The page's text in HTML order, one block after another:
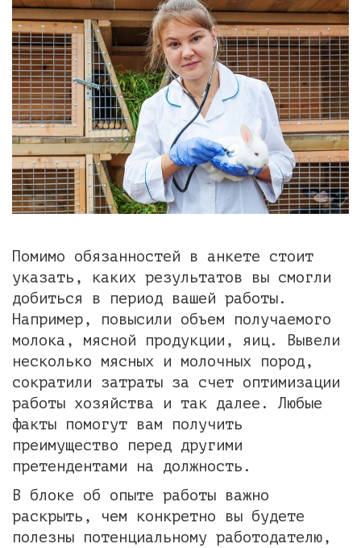
Помимо обязанностей в анкете стоит
указать, каких результатов вы смогли
добиться в период вашей работы.
Например, повысили объем получаемого
молока, мясной продукции, яиц. Вывели
несколько мясных и молочных пород,
сократили затраты за счет оптимизации
работы хозяйства и так далее. Любые
факты помогут вам получить
преимущество перед другими
претендентами на должность.
В блоке об опыте работы важно
раскрыть, чем конкретно вы будете
полезны потенциальному работодателю,